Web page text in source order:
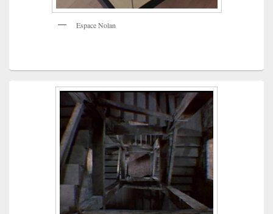
Espace Nolan